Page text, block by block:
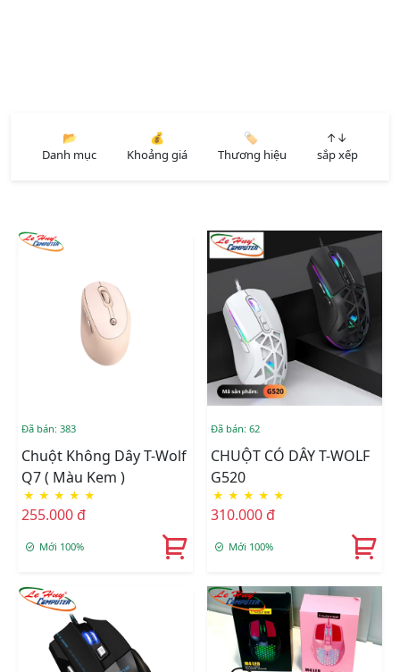
📂
Danh mục
💰
Khoảng giá
🏷️
Thương hiệu
↑↓
sắp xếp
Đã bán: 383
Chuột Không Dây T-Wolf
Q7 ( Màu Kem )
★ ★ ★ ★ ★
255.000 đ
Mới 100%
Đã bán: 62
CHUỘT CÓ DÂY T-WOLF
G520
★ ★ ★ ★ ★
310.000 đ
Mới 100%